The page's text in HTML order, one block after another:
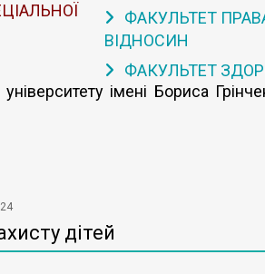
ФАКУЛЬТЕТ
ВІДНОСИН
ФАКУЛЬТЕТ
імені Бориса
дітей